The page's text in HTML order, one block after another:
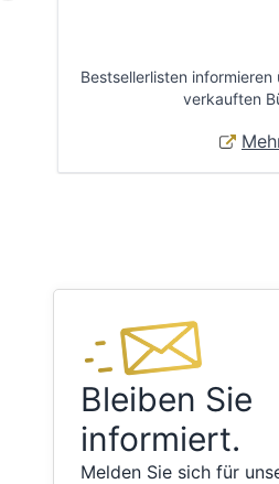
Bestsellerlisten
verkauften
Bleiben Sie
informiert.
Melden Sie sich für